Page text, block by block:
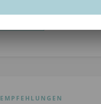
EMPFEHLUNGEN